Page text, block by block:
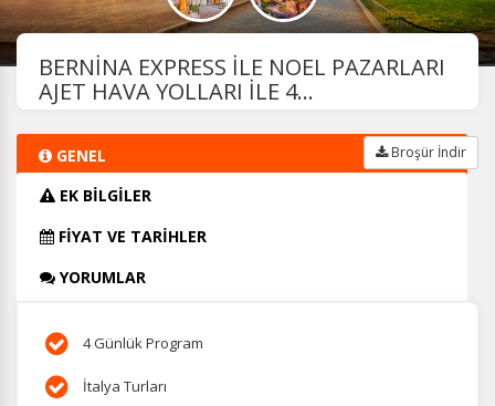
BERNİNA EXPRESS İLE NOEL PAZARLARI
AJET HAVA YOLLARI İLE 4...
GENEL
EK BİLGİLER
FİYAT VE TARİHLER
YORUMLAR
Broşür İndir
4 Günlük Program
İtalya Turları